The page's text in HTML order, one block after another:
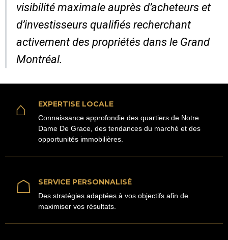
visibilité maximale auprès d’acheteurs et
d’investisseurs qualifiés recherchant
activement des propriétés dans le Grand
Montréal.
⌂ EXPERTISE LOCALE
Connaissance approfondie des quartiers de Notre
Dame De Grace, des tendances du marché et des
opportunités immobilières.
☖ SERVICE PERSONNALISÉ
Des stratégies adaptées à vos objectifs afin de
maximiser vos résultats.